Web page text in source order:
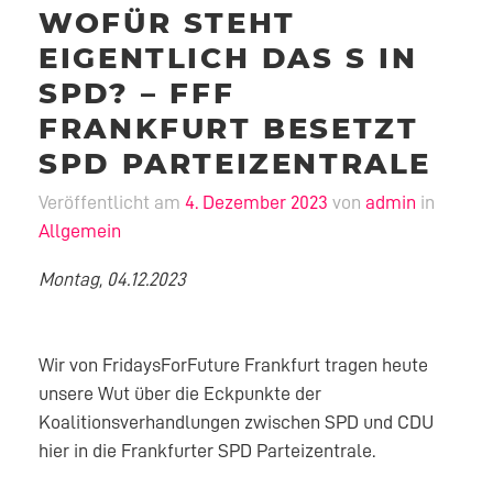
WOFÜR STEHT
EIGENTLICH DAS S IN
SPD? – FFF
FRANKFURT BESETZT
SPD PARTEIZENTRALE
Veröffentlicht am4. Dezember 2023 von admin in
Allgemein
Montag, 04.12.2023
Wir von FridaysForFuture Frankfurt tragen heute
unsere Wut über die Eckpunkte der
Koalitionsverhandlungen zwischen SPD und CDU
hier in die Frankfurter SPD Parteizentrale.